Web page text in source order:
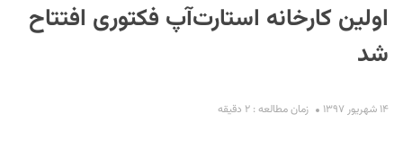
اولین کارخانه استارت‌آپ فکتوری افتتاح
شد
۱۴ شهریور ۱۳۹۷ زمان مطالعه : ۲ دقیقه